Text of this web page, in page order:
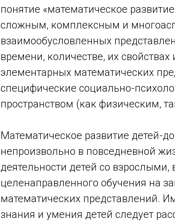
понятие «математическое
сложным, комплексным и
взаимообусловленных
времени, количестве, их
элементарных математических
специфические социально-
пространством (как физическим,
Математическое развитие детей-
непроизвольно в повседневной
деятельности детей со
целенаправленного обучения на
математических представлений.
знания и умения детей следует